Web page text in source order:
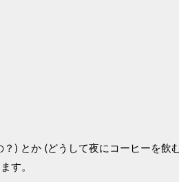
) とか (どうして夜にコーヒーを飲
す。